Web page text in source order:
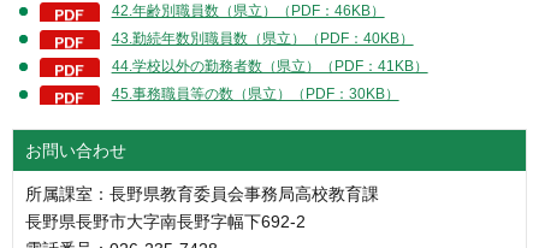
42.年齢別職員数（県立）（PDF：46KB）
43.勤続年数別職員数（県立）（PDF：40KB）
44.学校以外の勤務者数（県立）（PDF：41KB）
45.事務職員等の数（県立）（PDF：30KB）
お問い合わせ
所属課室：長野県教育委員会事務局高校教育課
長野県長野市大字南長野字幅下692-2